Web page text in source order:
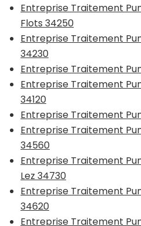
Entreprise Traitement
Flots 34250
Entreprise Traitement
34230
Entreprise Traitement
Entreprise Traitement
34120
Entreprise Traitement
Entreprise Traitement
34560
Entreprise Traitement
Lez 34730
Entreprise Traitement
34620
Entreprise Traitement